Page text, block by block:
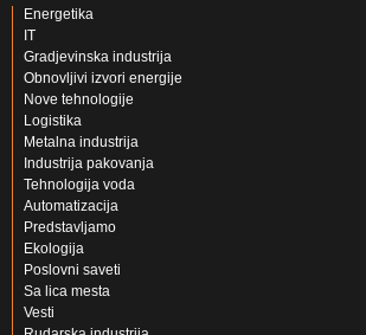
Energetika
IT
Gradjevinska industrija
Obnovljivi izvori energije
Nove tehnologije
Logistika
Metalna industrija
Industrija pakovanja
Tehnologija voda
Automatizacija
Predstavljamo
Ekologija
Poslovni saveti
Sa lica mesta
Vesti